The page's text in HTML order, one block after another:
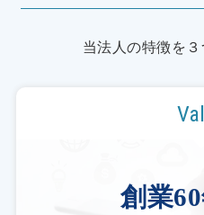
当法人の特徴を３
創業